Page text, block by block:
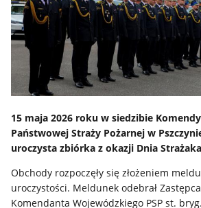
15 maja 2026 roku w siedzibie
Państwowej Straży Pożarnej w
uroczysta zbiórka z okazji Dnia
Obchody rozpoczęły się złożeniem
uroczystości. Meldunek odebrał
Komendanta Wojewódzkiego PSP st.